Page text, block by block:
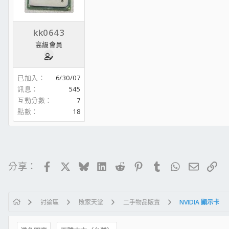
kk0643
高級會員
已加入
6/30/07
訊息
545
互動分數
7
點數
18
分享： FacebookBlueskyLinkedIn
RedditPinterestTumblrWhatsApp
電子郵
連
討論區 敗家天堂 二手物品販賣 NVIDIA 顯示卡